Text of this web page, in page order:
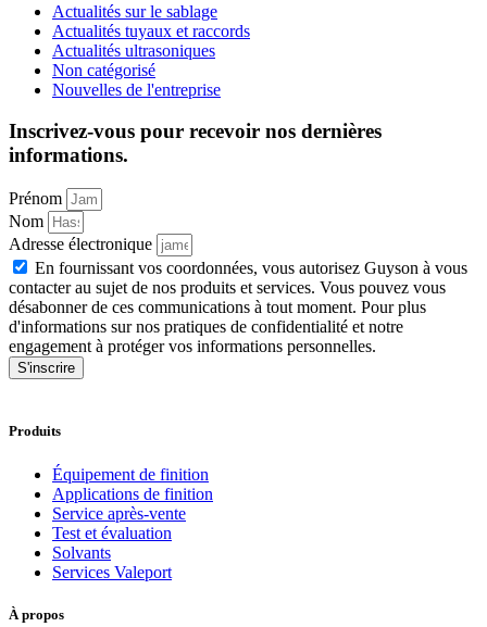
Actualités sur le sablage
Actualités tuyaux et raccords
Actualités ultrasoniques
Non catégorisé
Nouvelles de l'entreprise
Inscrivez-vous pour recevoir nos dernières
informations.
Prénom
Nom
Adresse électronique
En fournissant vos coordonnées, vous autorisez Guyson à vous
contacter au sujet de nos produits et services. Vous pouvez vous
désabonner de ces communications à tout moment. Pour plus
d'informations sur nos pratiques de confidentialité et notre
engagement à protéger vos informations personnelles.
S'inscrire
Produits
Équipement de finition
Applications de finition
Service après-vente
Test et évaluation
Solvants
Services Valeport
À propos